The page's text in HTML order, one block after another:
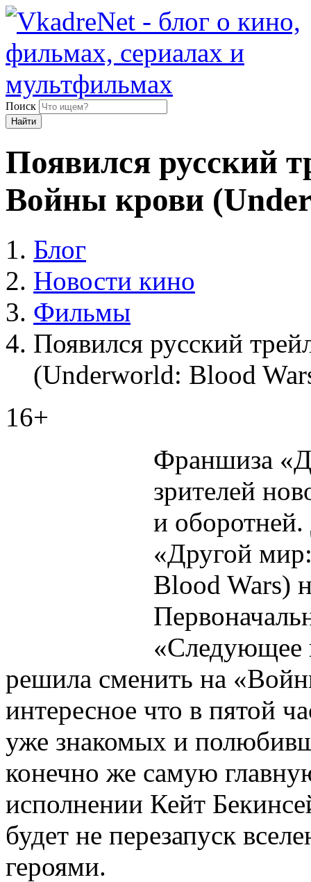
Поиск
Найти
Появился русский
Войны крови
Блог
Новости кино
Фильмы
Появился русский
(Underworld: Blood
16+
Франшиза
зрителей
и
«Другой
Blood Wars)
«Следующее
решила сменить на
интересное что в пятой
уже знакомых и
конечно же самую
исполнении Кейт
будет не перезапуск
героями.